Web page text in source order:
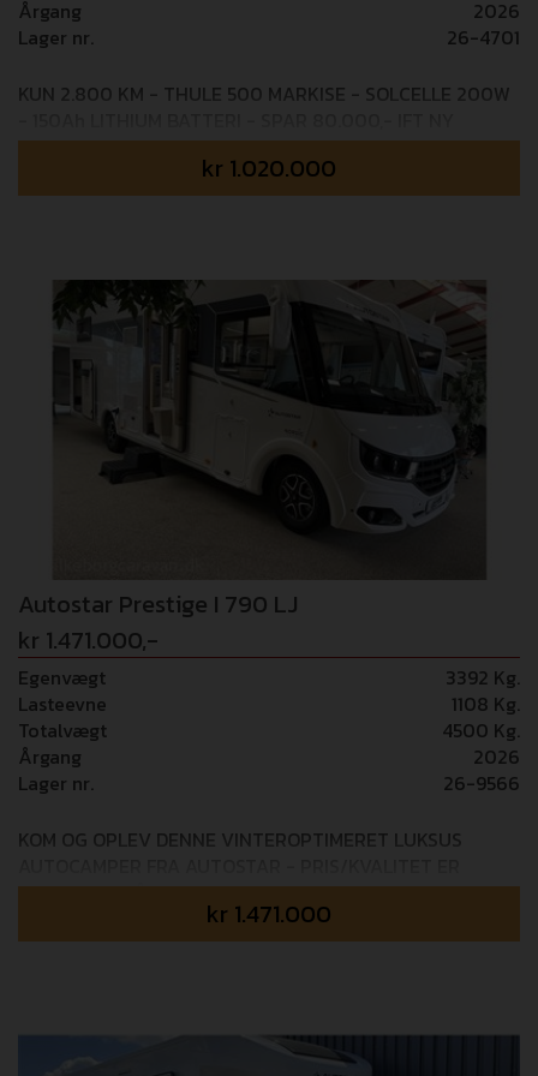
Årgang
2026
Lager nr.
26-4701
KUN 2.800 KM - THULE 500 MARKISE - SOLCELLE 200W
PREMICE I740LC autocamperen har en centralplaceret
queenseng, en meget attraktiv opholdsstue og et
rummeligt og luksuriøst brusebad. Teknisk set er denne
er i højsædet takket være det helt nye møbeldesign.
CAMPEREN ER EFTERMONTERET MED: Markise Thule
5200 - 502 cm, Solcelle 200W, Aeritec 150Ah lithium
batteri, cykelholder Fabriksmonteret udstyr:
AUTOMATGEAR 8 trins automatgearkasse PACK PREMICE
Bakkamera med guidelines, Udendørs bruser,
DuoControl - Gasflaskeomskifter, Kraftig memoryskum
madras, Mørklægningsgardiner i kabine (forrude
op/ned), Pioneer multimedia radio med 9” skærm
kr 1.020.000
Autostar Prestige I 790 LJ
kr 1.471.000,-
Egenvægt
3392 Kg.
Lasteevne
1108 Kg.
Totalvægt
4500 Kg.
Årgang
2026
Lager nr.
26-9566
KOM OG OPLEV DENNE VINTEROPTIMERET LUKSUS
SVÆRT AT SLÅ! Mulighed for tilkøb af 36 mdr+ GOSafe
garanti (i alt 5 års garanti) - 14.995,- Fabriksmonteret
udstyr: PACK ALDE (0,-) ALDE centralvarmeanlæg,
Gasflaskeomskifter, Kraftig memoryskum madras,
kr 1.471.000